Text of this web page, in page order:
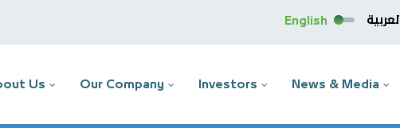
English العربية
Us Our Company Investors News & Media